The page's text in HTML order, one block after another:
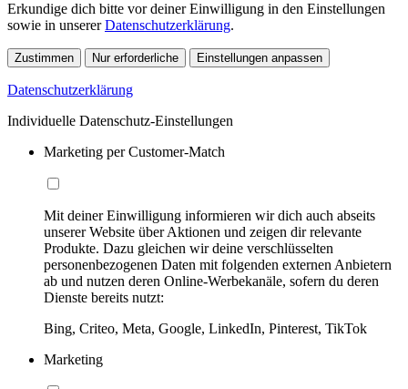
Erkundige dich bitte vor deiner Einwilligung in den Einstellungen
sowie in unsererDatenschutzerklärung.
Zustimmen Nur erforderliche Einstellungen anpassen
Datenschutzerklärung
Individuelle Datenschutz-Einstellungen
Marketing per Customer-Match
Mit deiner Einwilligung informieren wir dich auch abseits
unserer Website über Aktionen und zeigen dir relevante
Produkte. Dazu gleichen wir deine verschlüsselten
personenbezogenen Daten mit folgenden externen Anbietern
ab und nutzen deren Online-Werbekanäle, sofern du deren
Dienste bereits nutzt:
Bing, Criteo, Meta, Google, LinkedIn, Pinterest, TikTok
Marketing